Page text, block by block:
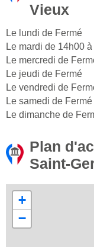
Vieux
Le lundi de Fermé
Le mardi de 14h00
Le mercredi de
Le jeudi de Fermé
Le vendredi de
Le samedi de Fermé
Le dimanche de
Plan
Saint-
+
−